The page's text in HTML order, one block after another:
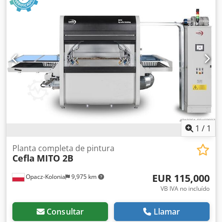
salida – cuadrado 540x540 mm - prefiltro de cartón - filtros
"Paint-stop" - nivel de ruido aprox. 78 dB - dimensiones
L/A/H 2500x850x2200 mm Dcodpfx Aox Uz Rmjlisk - peso
aprox. 250 kg Precio neto: 14.100 PLN Precio neto: 3.350
EUR según el tipo de cambio 4,20 PLN/EUR (Los precios
pueden variar en función de fluctuaciones)
1 / 1
Opacz-Kolonia 9,975 km
Planta completa de pintura
Cefla MITO 2B
EUR 115,000
VB IVA no incluído
Consultar Llamar